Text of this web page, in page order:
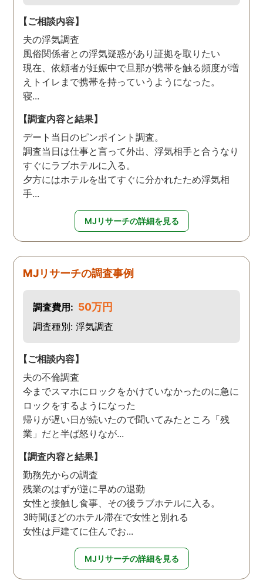
【ご相談内容】
夫の浮気調査
風俗関係者との浮気疑惑があり証拠を取りたい
現在、依頼者が妊娠中で旦那が携帯を触る頻度が増
えトイレまで携帯を持っていうようになった。
寝...
【調査内容と結果】
デート当日のピンポイント調査。
調査当日は仕事と言って外出、浮気相手と合うなり
すぐにラブホテルに入る。
夕方にはホテルを出てすぐに分かれたため浮気相
手...
MJリサーチの詳細を見る
MJリサーチの調査事例
調査費用: 50万円
調査種別: 浮気調査
【ご相談内容】
夫の不倫調査
今までスマホにロックをかけていなかったのに急に
ロックをするようになった
帰りが遅い日が続いたので聞いてみたところ「残
業」だと半ば怒りなが...
【調査内容と結果】
勤務先からの調査
残業のはずが逆に早めの退勤
女性と接触し食事、その後ラブホテルに入る。
3時間ほどのホテル滞在で女性と別れる
女性は戸建てに住んでお...
MJリサーチの詳細を見る